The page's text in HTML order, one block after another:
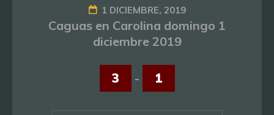
1 DICIEMBRE, 2019
Caguas en Carolina domingo 1
diciembre 2019
3 - 1